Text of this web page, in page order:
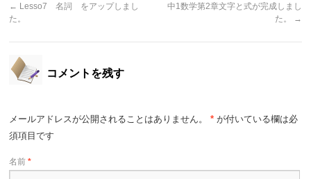
← Lesso7 名詞 をアップしまし
た。
中1数学第2章文字と式が完成しまし
た。
→
コメントを残す
メールアドレスが公開されることはありません。 * が付いている欄は必
須項目です
名前*